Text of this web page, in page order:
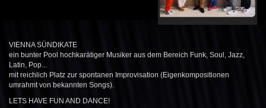
VIENNA SÜNDIKATE
ein bunter Pool hochkarätiger Musiker aus dem Bereich Funk, Soul, Jazz,
Latin, Pop...
mit reichlich Platz zur spontanen Improvisation (Eigenkompositionen
umrahmt von bekannten Songs).
LETS HAVE FUN AND DANCE!